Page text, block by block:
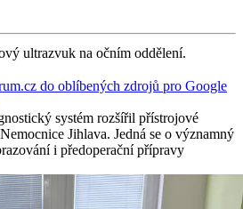
ultrazvuk na očním oddělení.
do oblíbených zdrojů pro Google
systém rozšířil přístrojové
Jihlava. Jedná se o významný
i předoperační přípravy